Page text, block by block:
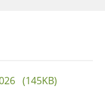
(145KB)